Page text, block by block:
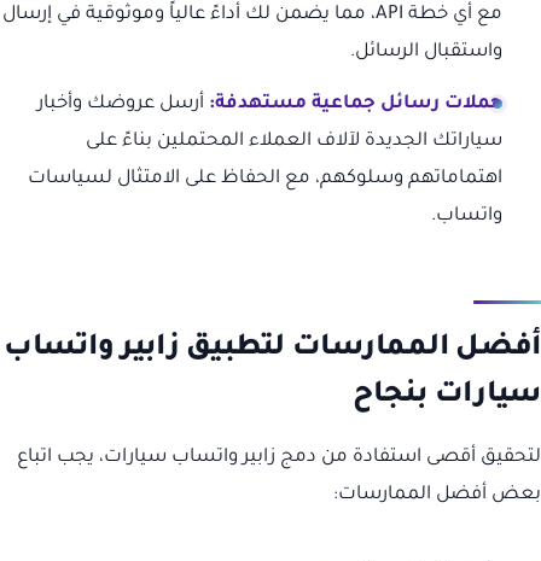
مع أي خطة API، مما يضمن لك أداءً عالياً وموثوقية في إرسال
واستقبال الرسائل.
حملات رسائل جماعية مستهدفة: أرسل عروضك وأخبار
سياراتك الجديدة لآلاف العملاء المحتملين بناءً على
اهتماماتهم وسلوكهم، مع الحفاظ على الامتثال لسياسات
واتساب.
أفضل الممارسات لتطبيق زابير واتساب
سيارات بنجاح
لتحقيق أقصى استفادة من دمج زابير واتساب سيارات، يجب اتباع
بعض أفضل الممارسات: